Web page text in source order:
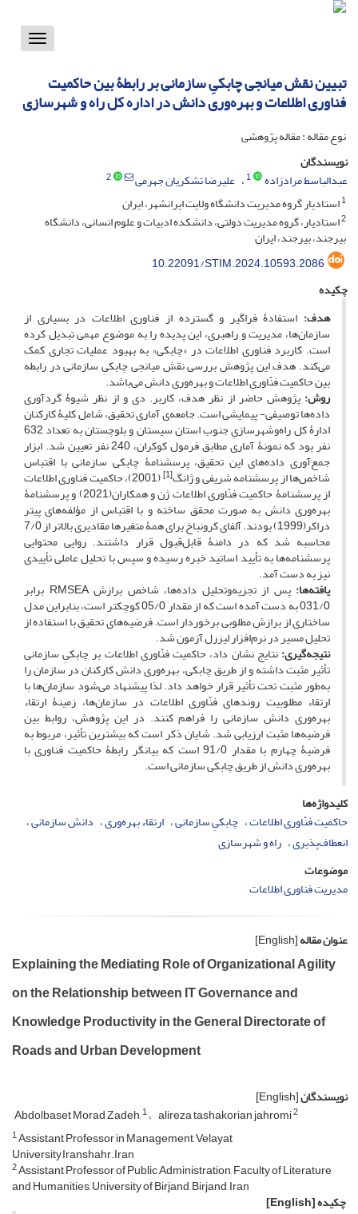
Toggle
تبیین نقش میانجی چابکیِ سازمانی بر رابطۀ بین حاکمیت
فناوری اطلاعات و بهره‌وری دانش در اداره کل راه و شهرسازی
نوع مقاله : مقاله پژوهشی
نویسندگان
عبدالباسط مرادزاده
1 علیرضا تشکریان جهرمی
2
1استادیار گروه مدیریت دانشگاه ولایت ایرانشهر، ایران
2استادیار، گروه مدیریت دولتی، دانشکده ادبیات و علوم انسانی، دانشگاه
بیرجند، بیرجند، ایران
10.22091/STIM.2024.10593.2086
چکیده
هدف: استفادۀ فراگیر و گسترده از فناوری اطلاعات در بسیاری از
سازمان‌ها، مدیریت و راهبری، این پدیده را به موضوع مهمی تبدیل کرده
است. کاربرد فناوری اطلاعات در «چابکی» به بهبود عملیات تجاری کمک
می‌کند. هدف این پژوهش بررسی نقش میانجی چابکیِ سازمانی در رابطه
بین حاکمیت فنّاوریِ اطلاعات و بهره‌وری دانش می‌باشد.
روش: پژوهش حاضر از نظر هدف، کاربر. دی و از نظر شیوۀ گردآوری
داده‌‌ها توصیفی- پیمایشی است. جامعه‌‌ی آماری تحقیق، شامل کلیۀ کارکنان
ادارۀ کل راه‌وشهرسازیِ جنوب استان سیستان و بلوچستان به تعداد 632
نفر بود که نمونۀ آماری مطابق فرمول کوکران، 240 نفر تعیین شد. ابزار
جمع‌آوری داده‌‌های این تحقیق، پرسشنامۀ چابکی سازمانی با اقتباس
شاخص‌ها از پرسشنامه شریفی و ژانگ[1] (2001)، حاکمیت فناوری اطلاعات
از پرسشنامۀ حاکمیت فنّاوری اطلاعات ژن و همکاران(2021) و پرسشنامۀ
بهره‌وری دانش به صورت محقق ساخته و با اقتباس از مؤلفه‌های پیتر
دراکر(1999) بودند. آلفای کرونباخ برای همۀ متغیرها مقادیری بالاتر از 7/0
محاسبه شد که در دامنۀ قابل‌قبول قرار داشتند. روایی محتوایی
پرسشنامه‌ها به تأیید اساتید خبره رسیده و سپس با تحلیل عاملی تأییدی
نیز به دست آمد.
یافته‌ها: پس از تجزیه‌وتحلیل داده‌ها، شاخص برازش RMSEA برابر
031/0 به ‌دست آمده است که از مقدار 05/0 کوچکتر است، بنابراین مدل
ساختاری از برازش مطلوبی برخوردار است. فرضیه‌‌های تحقیق با استفاده از
تحلیل مسیر در نرم‌افزار لیزرل آزمون شد.
نتیجه‌گیری:نتایج نشان داد، حاکمیت فنّاوری اطلاعات بر چابکیِ سازمانی
تأثیر مثبت داشته و از طریق چابکی، بهره‌وری دانش کارکنان در سازمان را
به‌طور مثبت تحت تأثیر قرار خواهد داد. لذا پیشنهاد می‌شود سازمان‌ها با
ارتقاء مطلوبیت روندهای فنّاوری اطلاعات در سازمان‌ها، زمینۀ‌ ارتقاء
بهره‌وری دانش سازمانی را فراهم کنند. در این پژوهش، روابط بین
فرضیه‌ها مثبت ارزیابی شد. شایان‌ ذکر است که بیشترین تأثیر، مربوط به
فرضیۀ چهارم با مقدار 91/0 است که بیانگر رابطۀ حاکمیت فناوری با
بهره‌وری دانش از طریق چابکی سازمانی است.
کلیدواژه‌ها
حاکمیت فنّاوری اطلاعات چابکیِ سازمانی ارتقاء بهره‌وری دانش سازمانی
انعطاف‌پذیری راه و شهرسازی
موضوعات
مدیریت فناوری اطلاعات
عنوان مقاله[English]
Explaining the Mediating Role of Organizational Agility
on the Relationship between IT Governance and
Knowledge Productivity in the General Directorate of
Roads and Urban Development
نویسندگان[English]
Abdolbaset Morad Zadeh,1 alireza tashakorian jahromi2
1Assistant Professor in Management, Velayat
University,Iranshahr.Iran
2Assistant Professor of Public Administration, Faculty of Literature
and Humanities, University of Birjand, Birjand, Iran
چکیده[English]